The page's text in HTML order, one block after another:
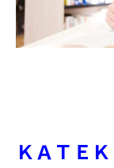
ＫＡＴＥ